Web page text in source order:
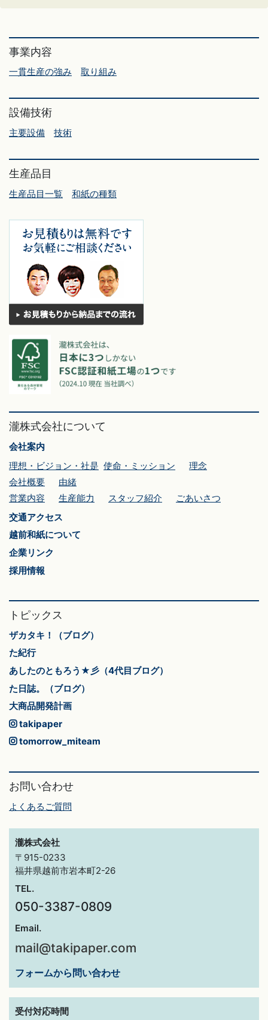
事業内容
一貫生産の強み 取り組み
設備技術
主要設備 技術
生産品目
生産品目一覧 和紙の種類
瀧株式会社について
会社案内
理想・ビジョン・社是 使命・ミッション
理念
会社概要
由緒
営業内容
生産能力 スタッフ紹介
ごあいさつ
交通アクセス
越前和紙について
企業リンク
採用情報
トピックス
ザカタキ！（ブログ）
た紀行
あしたのともろう★彡（4代目ブログ）
た日誌。（ブログ）
大商品開発計画
takipaper
tomorrow_miteam
お問い合わせ
よくあるご質問
瀧株式会社
〒915-0233
福井県越前市岩本町2-26
TEL.
050-3387-0809
Email.
mail@takipaper.com
フォームから問い合わせ
受付対応時間